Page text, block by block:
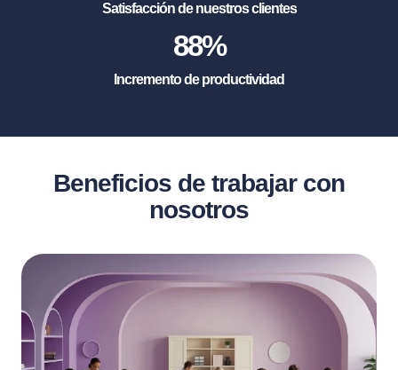
Satisfacción de nuestros clientes
88%
Incremento de productividad
Beneficios de trabajar con
nosotros